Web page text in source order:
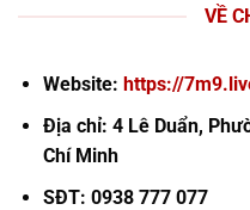
VỀ
Website: https://
Địa chỉ: 4 Lê Duẩn,
Chí Minh
SĐT: 0938 777 077